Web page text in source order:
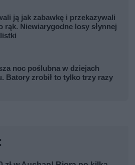
ją jak zabawkę i przekazywali
rąk. Niewiarygodne losy słynnej
noc poślubna w dziejach
Batory zrobił to tylko trzy razy